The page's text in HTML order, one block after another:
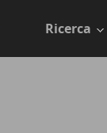
Ricerca